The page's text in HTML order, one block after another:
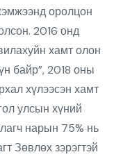
оролцон
2016 онд
хамт олон
байр”, 2018 оны
хүлээсэн хамт
улсын хүний
нарын 75% нь
Зөвлөх зэрэгтэй